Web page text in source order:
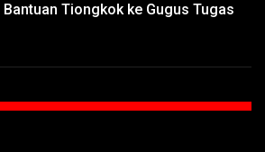
Tiongkok ke Gugus Tugas